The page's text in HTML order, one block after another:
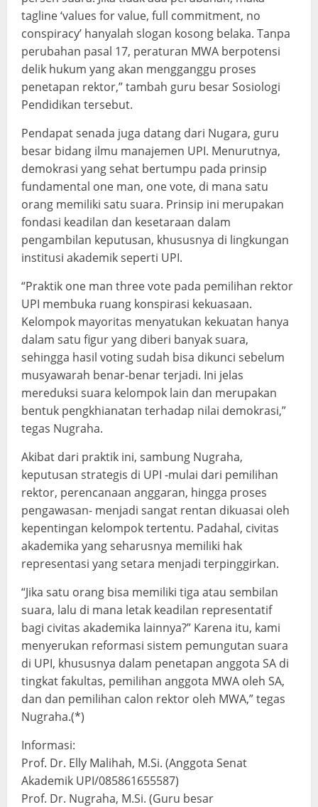
tagline ‘values for value, full commitment, no
conspiracy’ hanyalah slogan kosong belaka. Tanpa
perubahan pasal 17, peraturan MWA berpotensi
delik hukum yang akan mengganggu proses
penetapan rektor,” tambah guru besar Sosiologi
Pendidikan tersebut.
Pendapat senada juga datang dari Nugara, guru
besar bidang ilmu manajemen UPI. Menurutnya,
demokrasi yang sehat bertumpu pada prinsip
fundamental one man, one vote, di mana satu
orang memiliki satu suara. Prinsip ini merupakan
fondasi keadilan dan kesetaraan dalam
pengambilan keputusan, khususnya di lingkungan
institusi akademik seperti UPI.
“Praktik one man three vote pada pemilihan rektor
UPI membuka ruang konspirasi kekuasaan.
Kelompok mayoritas menyatukan kekuatan hanya
dalam satu figur yang diberi banyak suara,
sehingga hasil voting sudah bisa dikunci sebelum
musyawarah benar-benar terjadi. Ini jelas
mereduksi suara kelompok lain dan merupakan
bentuk pengkhianatan terhadap nilai demokrasi,”
tegas Nugraha.
Akibat dari praktik ini, sambung Nugraha,
keputusan strategis di UPI -mulai dari pemilihan
rektor, perencanaan anggaran, hingga proses
pengawasan- menjadi sangat rentan dikuasai oleh
kepentingan kelompok tertentu. Padahal, civitas
akademika yang seharusnya memiliki hak
representasi yang setara menjadi terpinggirkan.
“Jika satu orang bisa memiliki tiga atau sembilan
suara, lalu di mana letak keadilan representatif
bagi civitas akademika lainnya?” Karena itu, kami
menyerukan reformasi sistem pemungutan suara
di UPI, khususnya dalam penetapan anggota SA di
tingkat fakultas, pemilihan anggota MWA oleh SA,
dan dan pemilihan calon rektor oleh MWA,” tegas
Nugraha.(*)
Informasi:
Prof. Dr. Elly Malihah, M.Si. (Anggota Senat
Akademik UPI/085861655587)
Prof. Dr. Nugraha, M.Si. (Guru besar